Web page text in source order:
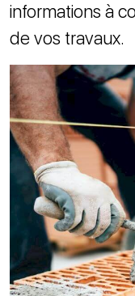
informations à
de vos travaux.